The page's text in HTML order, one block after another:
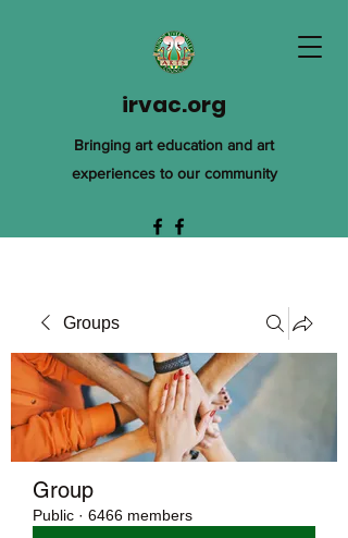
irvac.org
Bringing art education and art
experiences to our community
Groups
Group
Public · 6466 members